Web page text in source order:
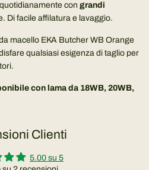
con grandi
Di facile affilatura e lavaggio.
macello EKA Butcher WB Orange
qualsiasi esigenza di taglio per
con lama da 18WB, 20WB,
Clienti
5.00 su 5